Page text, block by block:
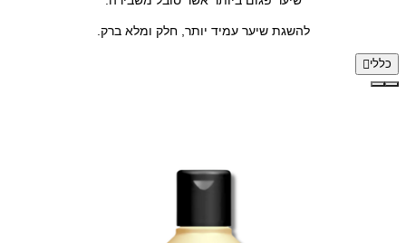
להשגת שיער עמיד יותר, חלק ומלא ברק.
כללי